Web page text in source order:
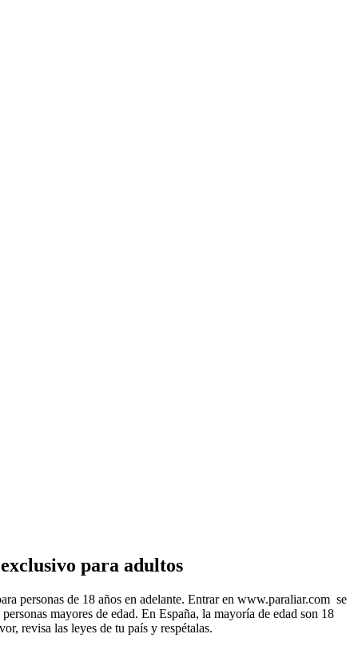
para adultos
personas de 18 años en adelante. Entrar en www.paraliar.com se
personas mayores de edad. En España, la mayoría de edad son 18
revisa las leyes de tu país y respétalas.